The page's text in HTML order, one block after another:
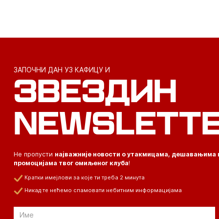
ЗАПОЧНИ ДАН УЗ КАФИЦУ И
ЗВЕЗДИН
Не пропусти најважније новости о утакмицама, дешавањима
промоцијама твог омиљеног клуба!
Кратки имејлови за које ти треба 2 минута
Никад те нећемо спамовати небитним информацијама
Email